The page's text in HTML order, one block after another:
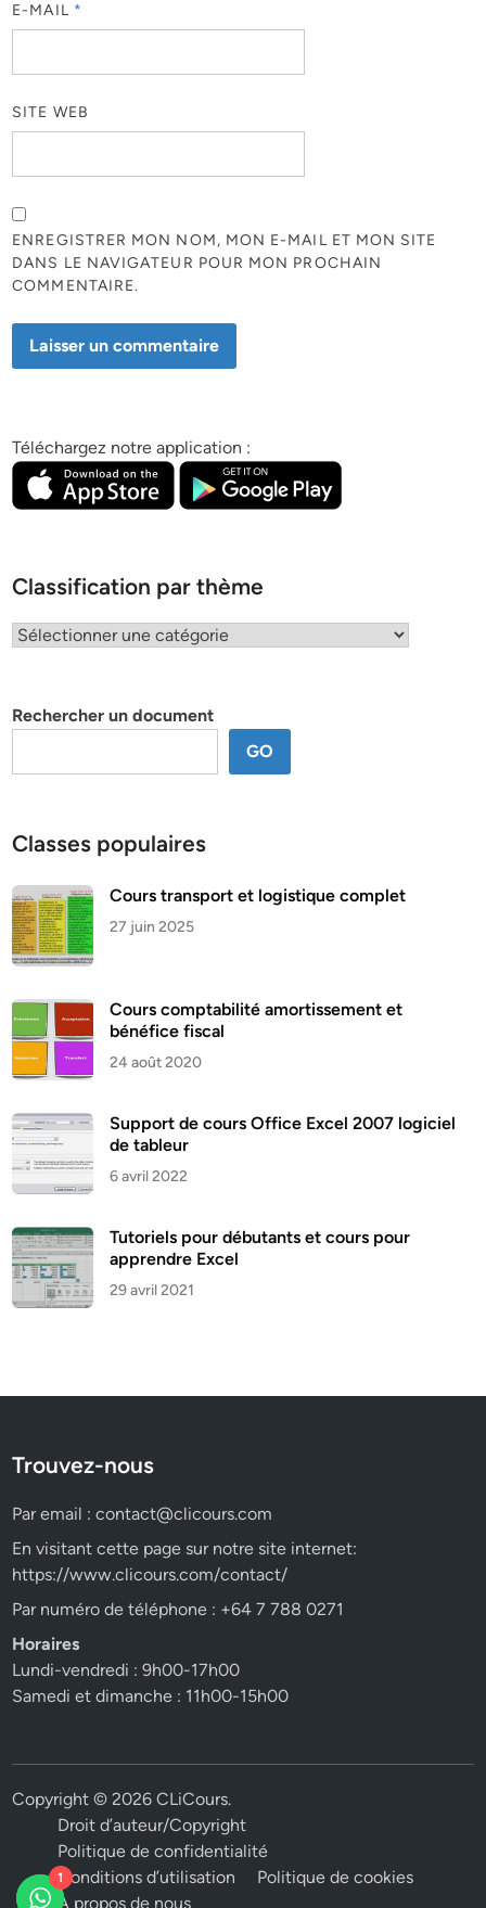
E-MAIL *
SITE WEB
ENREGISTRER MON NOM, MON E-MAIL ET MON SITE
DANS LE NAVIGATEUR POUR MON PROCHAIN
COMMENTAIRE.
Téléchargez notre application :
Classification par thème
Classification
Rechercher un document
GO
Classes populaires
Cours transport et logistique complet
27 juin 2025
Cours comptabilité amortissement et
bénéfice fiscal
24 août 2020
Support de cours Office Excel 2007 logiciel
de tableur
6 avril 2022
Tutoriels pour débutants et cours pour
apprendre Excel
29 avril 2021
Trouvez-nous
Par email :contact@clicours.com
En visitant cette page sur notre site internet:
https://www.clicours.com/contact/
Par numéro de téléphone : +64 7 788 0271
Horaires
Lundi-vendredi : 9h00-17h00
Samedi et dimanche : 11h00-15h00
Copyright © 2026CLiCours.
Droit d’auteur/Copyright
Politique de confidentialité
Conditions d’utilisation
Politique de cookies
A propos de nous
1